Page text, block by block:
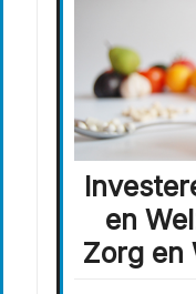
en
Zorg en